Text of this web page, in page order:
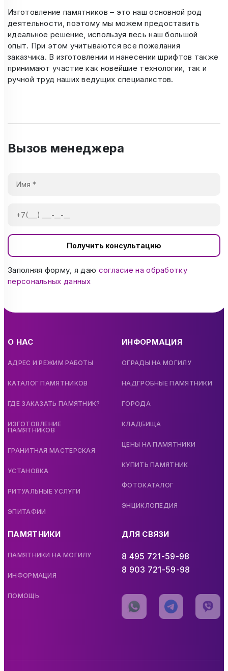
Изготовление памятников – это наш основной род
деятельности, поэтому мы можем предоставить
идеальное решение, используя весь наш большой
опыт. При этом учитываются все пожелания
заказчика. В изготовлении и нанесении шрифтов также
принимают участие как новейшие технологии, так и
ручной труд наших ведущих специалистов.
Вызов менеджера
Получить консультацию
Заполняя форму, я даю согласие на обработку
персональных данных
О НАС
АДРЕС И РЕЖИМ РАБОТЫ
КАТАЛОГ ПАМЯТНИКОВ
ГДЕ ЗАКАЗАТЬ ПАМЯТНИК?
ИЗГОТОВЛЕНИЕ
ПАМЯТНИКОВ
ГРАНИТНАЯ МАСТЕРСКАЯ
УСТАНОВКА
РИТУАЛЬНЫЕ УСЛУГИ
ЭПИТАФИИ
ИНФОРМАЦИЯ
ОГРАДЫ НА МОГИЛУ
НАДГРОБНЫЕ ПАМЯТНИКИ
ГОРОДА
КЛАДБИЩА
ЦЕНЫ НА ПАМЯТНИКИ
КУПИТЬ ПАМЯТНИК
ФОТОКАТАЛОГ
ЭНЦИКЛОПЕДИЯ
ПАМЯТНИКИ
ПАМЯТНИКИ НА МОГИЛУ
ИНФОРМАЦИЯ
ПОМОЩЬ
ДЛЯ СВЯЗИ
8 495 721-59-98
8 903 721-59-98